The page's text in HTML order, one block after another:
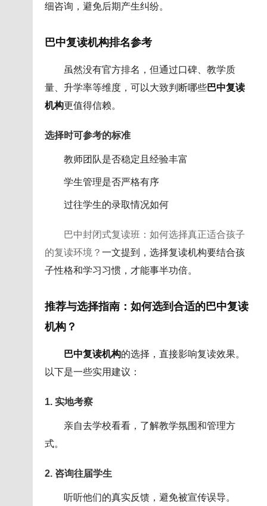
细咨询，避免后期产生纠纷。
巴中复读机构排名参考
虽然没有官方排名，但通过口碑、教学质
量、升学率等维度，可以大致判断哪些巴中复读
机构更值得信赖。
选择时可参考的标准
教师团队是否稳定且经验丰富
学生管理是否严格有序
过往学生的录取情况如何
巴中封闭式复读班：如何选择真正适合孩子
的复读环境？ 一文提到，选择复读机构要结合孩
子性格和学习习惯，才能事半功倍。
推荐与选择指南：如何选到合适的巴中复读
机构？
巴中复读机构的选择，直接影响复读效果。
以下是一些实用建议：
1. 实地考察
亲自去学校看看，了解教学氛围和管理方
式。
2. 咨询往届学生
听听他们的真实反馈，避免被宣传误导。